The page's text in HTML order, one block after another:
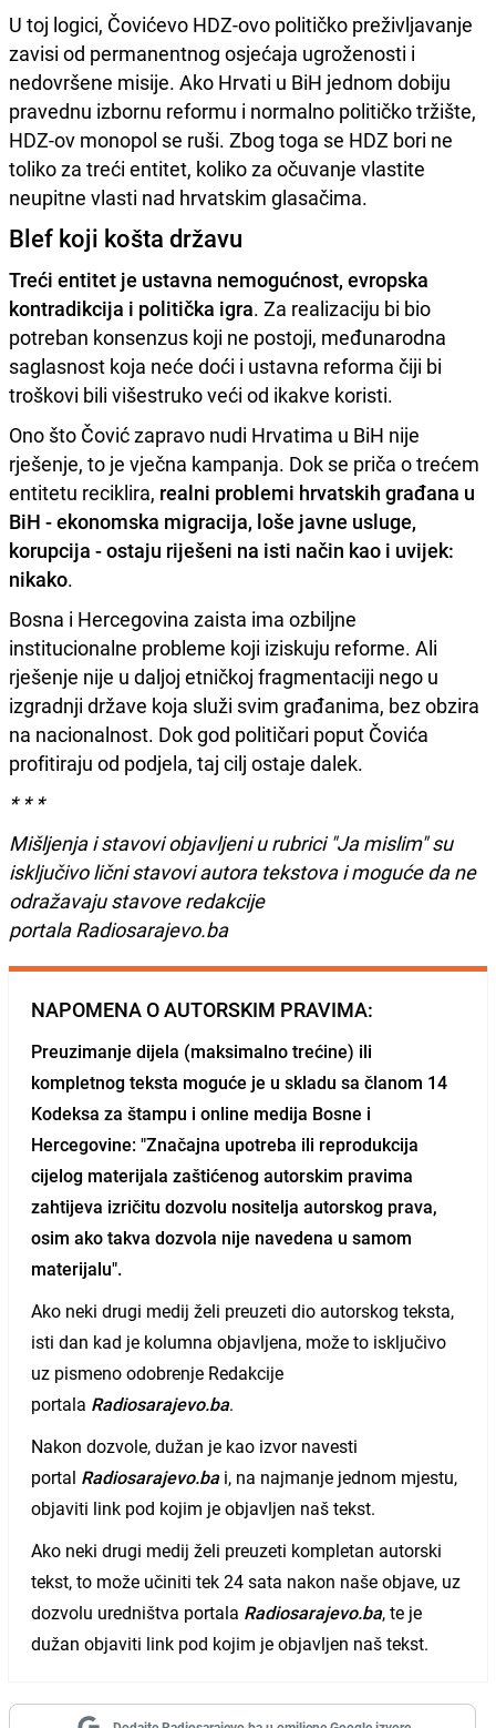
U toj logici, Čovićevo HDZ-ovo političko preživljavanje
zavisi od permanentnog osjećaja ugroženosti i
nedovršene misije. Ako Hrvati u BiH jednom dobiju
pravednu izbornu reformu i normalno političko tržište,
HDZ-ov monopol se ruši. Zbog toga se HDZ bori ne
toliko za treći entitet, koliko za očuvanje vlastite
neupitne vlasti nad hrvatskim glasačima.
Blef koji košta državu
Treći entitet je ustavna nemogućnost, evropska
kontradikcija i politička igra. Za realizaciju bi bio
potreban konsenzus koji ne postoji, međunarodna
saglasnost koja neće doći i ustavna reforma čiji bi
troškovi bili višestruko veći od ikakve koristi.
Ono što Čović zapravo nudi Hrvatima u BiH nije
rješenje, to je vječna kampanja. Dok se priča o trećem
entitetu reciklira, realni problemi hrvatskih građana u
BiH - ekonomska migracija, loše javne usluge,
korupcija - ostaju riješeni na isti način kao i uvijek:
nikako.
Bosna i Hercegovina zaista ima ozbiljne
institucionalne probleme koji iziskuju reforme. Ali
rješenje nije u daljoj etničkoj fragmentaciji nego u
izgradnji države koja služi svim građanima, bez obzira
na nacionalnost. Dok god političari poput Čovića
profitiraju od podjela, taj cilj ostaje dalek.
* * *
Mišljenja i stavovi objavljeni u rubrici "Ja mislim" su
isključivo lični stavovi autora tekstova i moguće da ne
odražavaju stavove redakcije
portala Radiosarajevo.ba
NAPOMENA O AUTORSKIM PRAVIMA:
Preuzimanje dijela (maksimalno trećine) ili
kompletnog teksta moguće je u skladu sa članom 14
Kodeksa za štampu i online medija Bosne i
Hercegovine: "Značajna upotreba ili reprodukcija
cijelog materijala zaštićenog autorskim pravima
zahtijeva izričitu dozvolu nositelja autorskog prava,
osim ako takva dozvola nije navedena u samom
materijalu".
Ako neki drugi medij želi preuzeti dio autorskog teksta,
isti dan kad je kolumna objavljena, može to isključivo
uz pismeno odobrenje Redakcije
portala Radiosarajevo.ba.
Nakon dozvole, dužan je kao izvor navesti
portal Radiosarajevo.bai, na najmanje jednom mjestu,
objaviti link pod kojim je objavljen naš tekst.
Ako neki drugi medij želi preuzeti kompletan autorski
tekst, to može učiniti tek 24 sata nakon naše objave, uz
dozvolu uredništva portala Radiosarajevo.ba, te je
dužan objaviti link pod kojim je objavljen naš tekst.